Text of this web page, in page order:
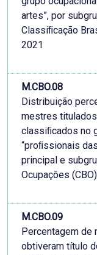
artes”, por
Classiﬁcação
2021
M.CBO.08
Distribuição
mestres
classiﬁcados no
“proﬁssionais
principal e
Ocupações
M.CBO.09
Percentagem de
obtiveram título